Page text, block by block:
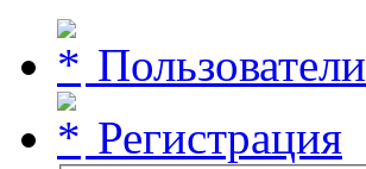
Пользователи
Регистрация